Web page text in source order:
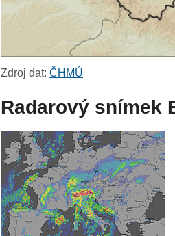
Zdroj dat:ČHMÚ
Radarový snímek